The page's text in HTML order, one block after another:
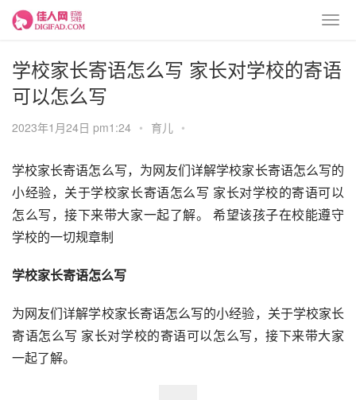
学校家长寄语怎么写 家长对学校的寄语
可以怎么写
2023年1月24日 pm1:24 • 育儿 •
学校家长寄语怎么写，为网友们详解学校家长寄语怎么写的
小经验，关于学校家长寄语怎么写 家长对学校的寄语可以
怎么写，接下来带大家一起了解。 希望该孩子在校能遵守
学校的一切规章制
学校家长寄语怎么写
为网友们详解学校家长寄语怎么写的小经验，关于学校家长
寄语怎么写 家长对学校的寄语可以怎么写，接下来带大家
一起了解。